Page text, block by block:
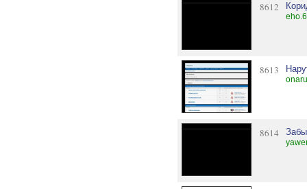
8612
8613
8614